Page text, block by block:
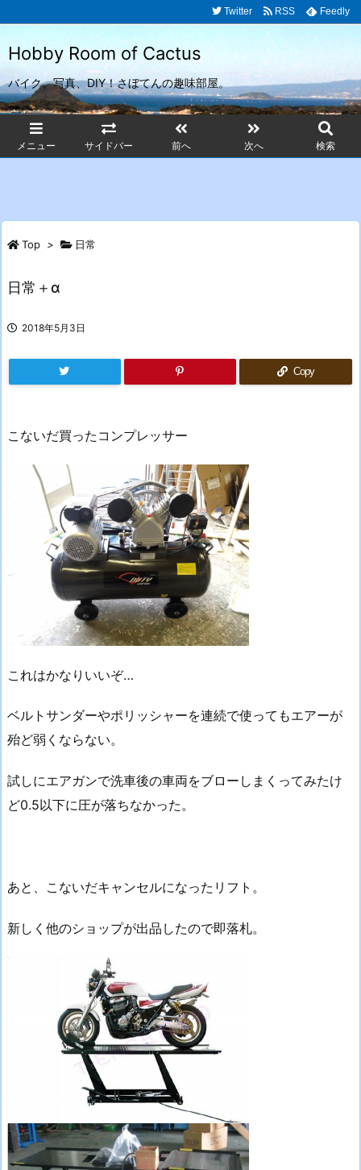
Hobby Room of Cactus
バイク、写真、DIY！さぼてんの趣味部屋。
メニュー サイドバー 前へ 次へ 検索
Twitter RSS Feedly
Top > 日常
日常＋α
2018年5月3日
Copy
こないだ買ったコンプレッサー
これはかなりいいぞ…
ベルトサンダーやポリッシャーを連続で使ってもエアーが
殆ど弱くならない。
試しにエアガンで洗車後の車両をブローしまくってみたけ
ど0.5以下に圧が落ちなかった。
あと、こないだキャンセルになったリフト。
新しく他のショップが出品したので即落札。